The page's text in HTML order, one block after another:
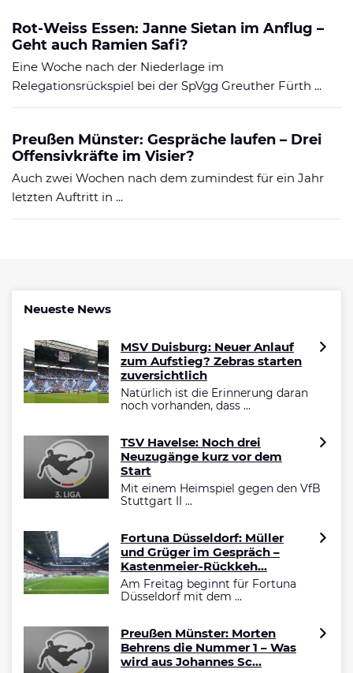
Rot-Weiss Essen: Janne Sietan im Anflug –
Geht auch Ramien Safi?
Eine Woche nach der Niederlage im
Relegationsrückspiel bei der SpVgg Greuther Fürth ...
Preußen Münster: Gespräche laufen – Drei
Offensivkräfte im Visier?
Auch zwei Wochen nach dem zumindest für ein Jahr
letzten Auftritt in ...
Neueste News
MSV Duisburg: Neuer Anlauf
zum Aufstieg? Zebras starten
zuversichtlich
Natürlich ist die Erinnerung daran
noch vorhanden, dass ...
TSV Havelse: Noch drei
Neuzugänge kurz vor dem
Start
Mit einem Heimspiel gegen den VfB
Stuttgart II ...
Fortuna Düsseldorf: Müller
und Grüger im Gespräch –
Kastenmeier-Rückkeh...
Am Freitag beginnt für Fortuna
Düsseldorf mit dem ...
Preußen Münster: Morten
Behrens die Nummer 1 – Was
wird aus Johannes Sc...